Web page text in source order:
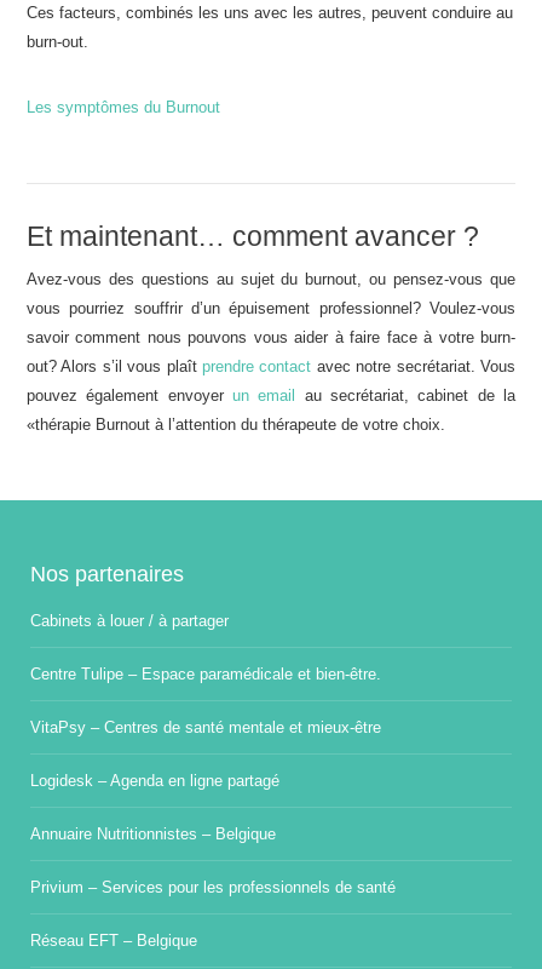
Ces facteurs, combinés les uns avec les autres, peuvent conduire au
burn-out.
Les symptômes du Burnout
Et maintenant… comment avancer ?
Avez-vous des questions au sujet du burnout, ou pensez-vous que
vous pourriez souffrir d’un épuisement professionnel? Voulez-vous
savoir comment nous pouvons vous aider à faire face à votre burn-
out? Alors s’il vous plaît prendre contact avec notre secrétariat. Vous
pouvez également envoyer un email
au secrétariat, cabinet de la
«thérapie Burnout à l’attention du thérapeute de votre choix.
Nos partenaires
Cabinets à louer / à partager
Centre Tulipe – Espace paramédicale et bien-être.
VitaPsy – Centres de santé mentale et mieux-être
Logidesk – Agenda en ligne partagé
Annuaire Nutritionnistes – Belgique
Privium – Services pour les professionnels de santé
Réseau EFT – Belgique